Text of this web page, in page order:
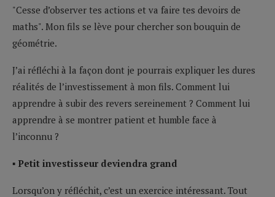
"Cesse d’observer tes actions et va faire tes devoirs de
maths". Mon fils se lève pour chercher son bouquin de
géométrie.
J’ai réfléchi à la façon dont je pourrais expliquer les dures
réalités de l’investissement à mon fils. Comment lui
apprendre à subir des revers sereinement ? Comment lui
apprendre à se montrer patient et humble face à
l’inconnu ?
▪ Petit investisseur deviendra grand
Lorsqu’on y réfléchit, c’est un exercice intéressant. Tout